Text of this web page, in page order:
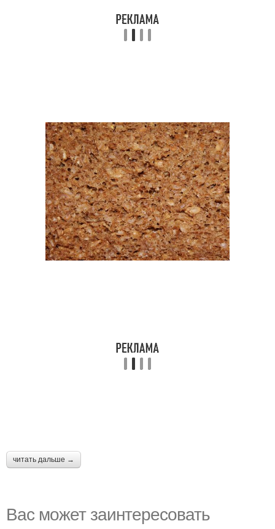
читать дальше →
Вас может заинтересовать